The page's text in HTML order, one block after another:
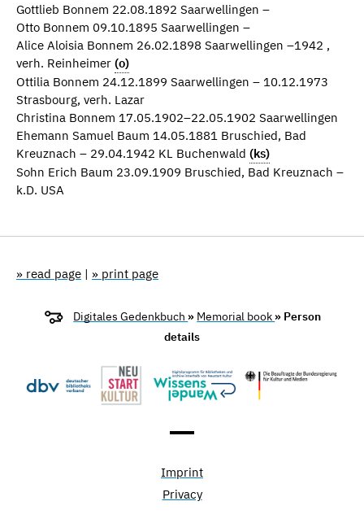
Gottlieb Bonnem 22.08.1892 Saarwellingen –
Otto Bonnem 09.10.1895 Saarwellingen –
Alice Aloisia Bonnem 26.02.1898 Saarwellingen –1942 ,
verh. Reinheimer (o)
Ottilia Bonnem 24.12.1899 Saarwellingen – 10.12.1973
Strasbourg, verh. Lazar
Christina Bonnem 17.05.1902–22.05.1902 Saarwellingen
Ehemann Samuel Baum 14.05.1881 Bruschied, Bad
Kreuznach – 29.04.1942 KL Buchenwald (ks)
Sohn Erich Baum 23.09.1909 Bruschied, Bad Kreuznach –
k.D. USA
» read page | » print page
Digitales Gedenkbuch » Memorial book » Person
details
Imprint
Privacy